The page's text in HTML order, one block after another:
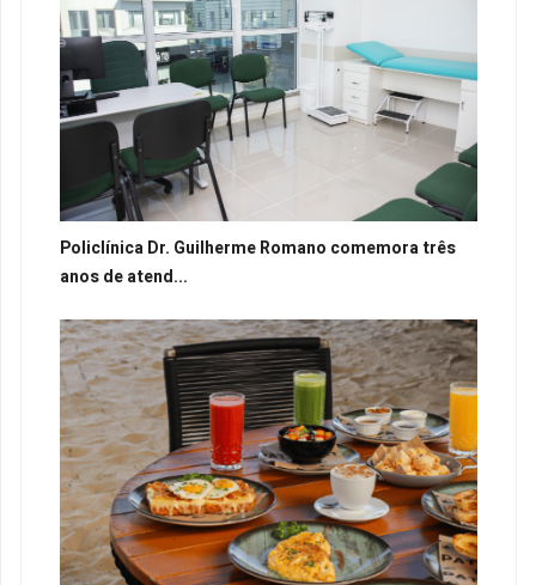
Policlínica Dr. Guilherme Romano comemora três
anos de atend...